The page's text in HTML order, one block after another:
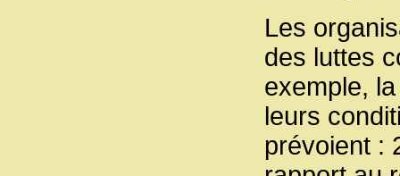
Les
des luttes
exemple,
leurs
prévoient :